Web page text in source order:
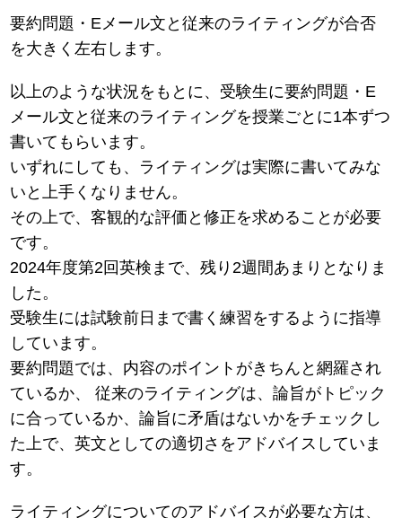
要約問題・Eメール文と従来のライティングが合否
を大きく左右します。
以上のような状況をもとに、受験生に要約問題・E
メール文と従来のライティングを授業ごとに1本ずつ
書いてもらいます。
いずれにしても、ライティングは実際に書いてみな
いと上手くなりません。
その上で、客観的な評価と修正を求めることが必要
です。
2024年度第2回英検まで、残り2週間あまりとなりま
した。
受験生には試験前日まで書く練習をするように指導
しています。
要約問題では、内容のポイントがきちんと網羅され
ているか、 従来のライティングは、論旨がトピック
に合っているか、論旨に矛盾はないかをチェックし
た上で、英文としての適切さをアドバイスしていま
す。
ライティングについてのアドバイスが必要な方は、